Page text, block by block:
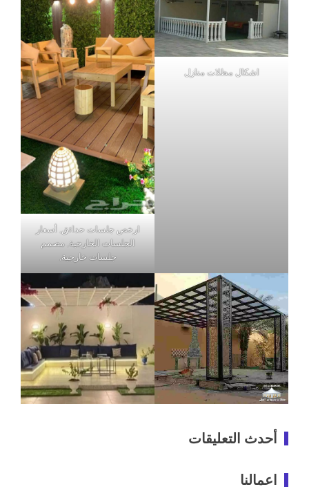
اشكال مظلات منازل
ارخص جلسات حدائق, أسعار
الجلسات الخارجية, مصمم
جلسات خارجية,
أحدث التعليقات
اعمالنا